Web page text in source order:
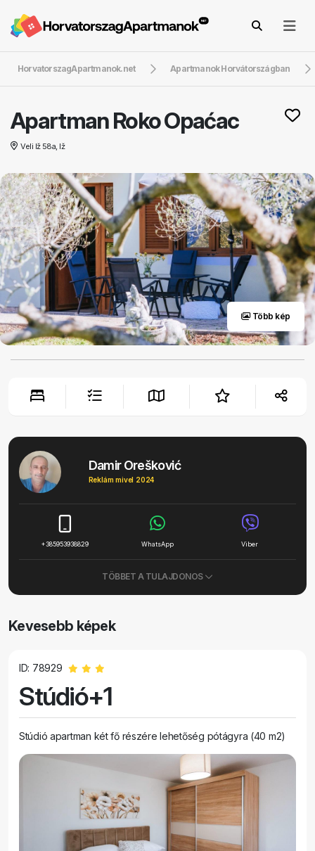
HorvatorszagApartmanok.net Apartmanok Horvátországban
Apartman Roko Opaćac
Veli Iž 58a, Iž
Több kép
Damir Orešković
Reklám mivel 2024
+385953938829 WhatsApp Viber
TÖBBET A TULAJDONOS
Kevesebb képek
ID: 78929
Stúdió+1
Stúdió apartman két fő részére lehetőség pótágyra (40 m2)